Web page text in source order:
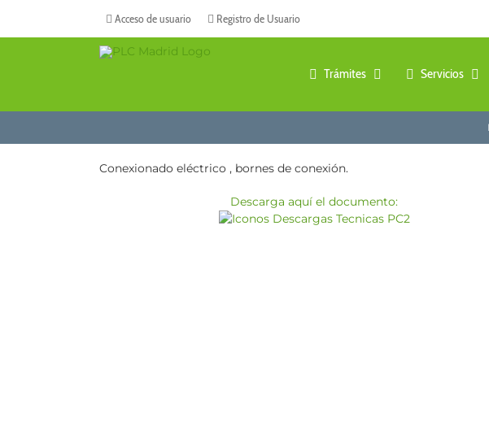
contenido
Acceso de usuario Registro de Usuario
Trámites Servicios
Conexionado eléctrico , bornes de conexión.
Descarga aquí el documento: